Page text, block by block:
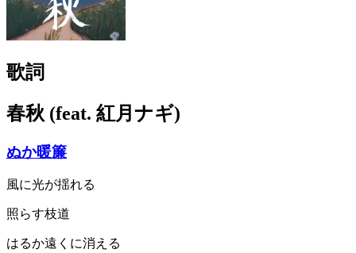
歌詞
春秋 (feat. 紅月ナギ)
ぬか暖簾
風に光が揺れる
照らす枝道
はるか遠くに消える